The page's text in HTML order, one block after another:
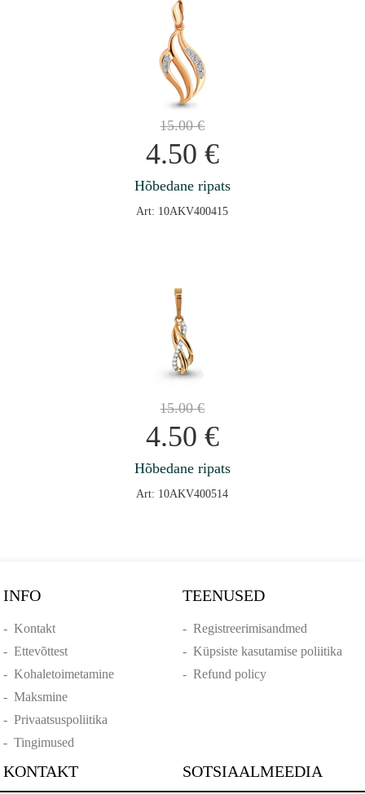
15.00€
4.50 €
Hõbedane ripats
Art: 10AKV400415
15.00€
4.50 €
Hõbedane ripats
Art: 10AKV400514
INFO
-Kontakt
-Ettevõttest
-Kohaletoimetamine
-Maksmine
-Privaatsuspoliitika
-Tingimused
TEENUSED
- Registreerimisandmed
- Küpsiste kasutamise poliitika
- Refund policy
KONTAKT SOTSIAALMEEDIA